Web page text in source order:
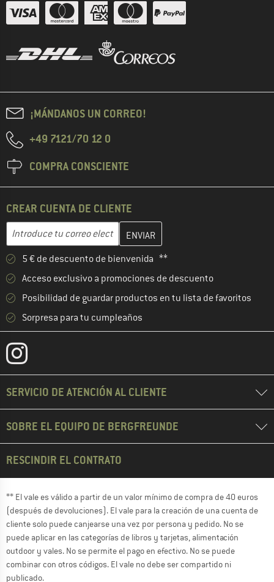
¡MÁNDANOS UN CORREO!
+49 7121/70 12 0
COMPRA CONSCIENTE
CREAR CUENTA DE CLIENTE
Dirección de correo electrónico
Introduce aquí tu dirección de correo electrónico y crea tu
5 € de descuento de bienvenida **
Acceso exclusivo a promociones de descuento
Posibilidad de guardar productos en tu lista de favoritos
Sorpresa para tu cumpleaños
SERVICIO DE ATENCIÓN AL CLIENTE
SOBRE EL EQUIPO DE BERGFREUNDE
RESCINDIR EL CONTRATO
** El vale es válido a partir de un valor mínimo de compra de 40 euros
(después de devoluciones). El vale para la creación de una cuenta de
cliente solo puede canjearse una vez por persona y pedido. No se
puede aplicar en las categorías de libros y tarjetas, alimentación
outdoor y vales. No se permite el pago en efectivo. No se puede
combinar con otros códigos. El vale no debe ser compartido ni
publicado.